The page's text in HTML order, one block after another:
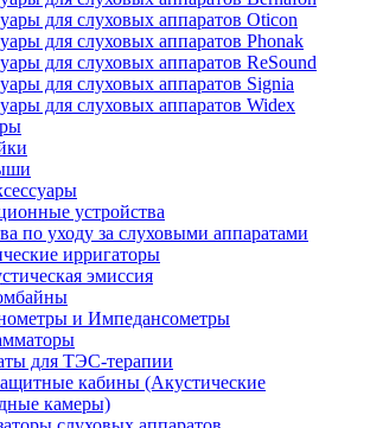
для слуховых аппаратов Oticon
для слуховых аппаратов Phonak
для слуховых аппаратов ReSound
для слуховых аппаратов Signia
для слуховых аппаратов Widex
устройства
по уходу за слуховыми аппаратами
ирригаторы
эмиссия
и Импедансометры
для ТЭС-терапии
кабины (Акустические
камеры)